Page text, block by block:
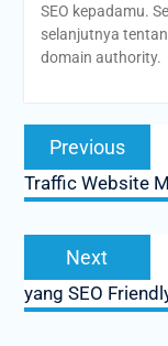
SEO kepadamu.
selanjutnya
domain authority.
Post
navigation
Previous
Traffic Website
Next
yang SEO